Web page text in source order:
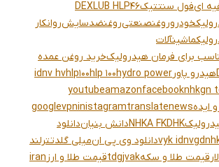
ایفول سنتتیکDEXLUB HLP46
روغنصنعتیروغنضدسایشروانکار
برای فرمان هیدرولیکخرید روغن عمده
هیدرو پاورhydro power
hlp 100
hlp100
idnv hv
nhkgn
facebook
amazon
youtube
ایدهnews
translate
inistagram
vpn
google
NHKA FKDHKدانش بنیاندانلود
vyk idnvgdدانلود وی پی انمیلی گلدتترلند
قیمت طلا و سکهtdgjvakقیمت طلا و ارزiran